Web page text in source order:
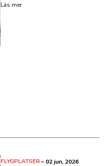
Läs mer
FLYGPLATSER– 02 jun, 2026